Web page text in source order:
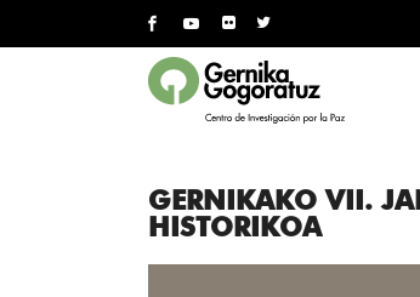
GERNIKAKO VII.
HISTORIKOA